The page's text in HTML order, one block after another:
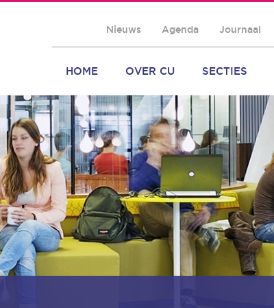
Nieuws Agenda Journaal
HOME OVER CU SECTIES